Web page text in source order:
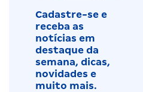
Cadastre-se e
receba as
notícias em
destaque da
semana, dicas,
novidades e
muito mais.